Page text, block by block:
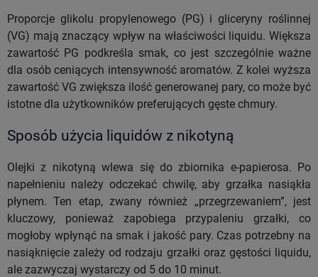
Proporcje glikolu propylenowego (PG) i gliceryny roślinnej
(VG) mają znaczący wpływ na właściwości liquidu. Większa
zawartość PG podkreśla smak, co jest szczególnie ważne
dla osób ceniących intensywność aromatów. Z kolei wyższa
zawartość VG zwiększa ilość generowanej pary, co może być
istotne dla użytkowników preferujących gęste chmury.
Sposób użycia liquidów z nikotyną
Olejki z nikotyną wlewa się do zbiornika e-papierosa. Po
napełnieniu należy odczekać chwilę, aby grzałka nasiąkła
płynem. Ten etap, zwany również „przegrzewaniem”, jest
kluczowy, ponieważ zapobiega przypaleniu grzałki, co
mogłoby wpłynąć na smak i jakość pary. Czas potrzebny na
nasiąknięcie zależy od rodzaju grzałki oraz gęstości liquidu,
ale zazwyczaj wystarczy od 5 do 10 minut.